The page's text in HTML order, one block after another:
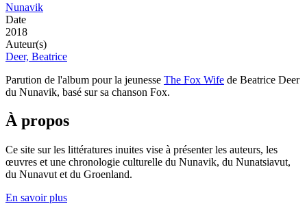
Nunavik
Date
2018
Auteur(s)
Deer, Beatrice
Parution de l'album pour la jeunesse The Fox Wife de Beatrice Deer
du Nunavik, basé sur sa chanson Fox.
À propos
Ce site sur les littératures inuites vise à présenter les auteurs, les
œuvres et une chronologie culturelle du Nunavik, du Nunatsiavut,
du Nunavut et du Groenland.
En savoir plus